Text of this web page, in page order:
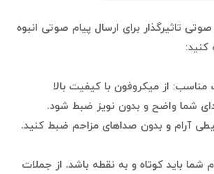
تاثیرگذار برای ارسال پیام صوتی انبوه
کنید:
مناسب: از میکروفون با کیفیت بالا
شما واضح و بدون نویز ضبط شود.
آرام و بدون صداهای مزاحم ضبط کنید.
شما باید کوتاه و به نقطه باشد. از جملات